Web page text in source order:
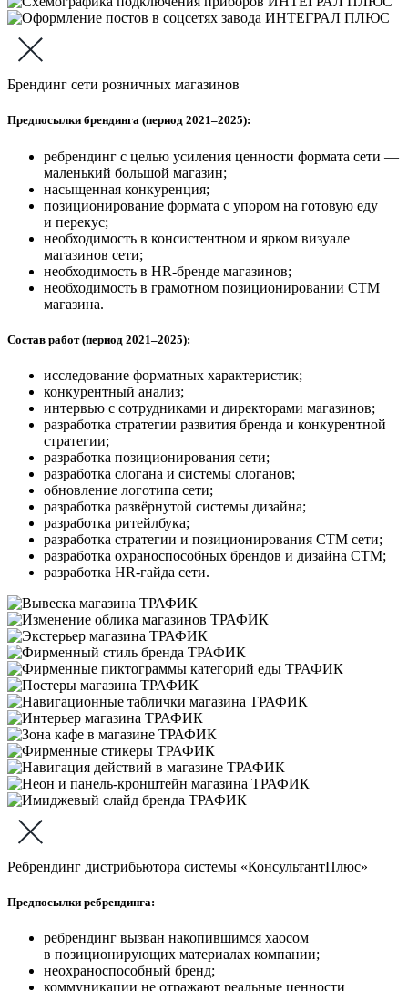
Брендинг сети розничных магазинов
Предпосылки брендинга (период 2021–2025):
ребрендинг с целью усиления ценности формата сети —
маленький большой магазин;
насыщенная конкуренция;
позиционирование формата с упором на готовую еду
и перекус;
необходимость в консистентном и ярком визуале
магазинов сети;
необходимость в HR-бренде магазинов;
необходимость в грамотном позиционировании СТМ
магазина.
Состав работ (период 2021–2025):
исследование форматных характеристик;
конкурентный анализ;
интервью с сотрудниками и директорами магазинов;
разработка стратегии развития бренда и конкурентной
стратегии;
разработка позиционирования сети;
разработка слогана и системы слоганов;
обновление логотипа сети;
разработка развёрнутой системы дизайна;
разработка ритейлбука;
разработка стратегии и позиционирования СТМ сети;
разработка охраноспособных брендов и дизайна СТМ;
разработка HR-гайда сети.
Ребрендинг дистрибьютора системы «КонсультантПлюс»
Предпосылки ребрендинга:
ребрендинг вызван накопившимся хаосом
в позиционирующих материалах компании;
неохраноспособный бренд;
коммуникации не отражают реальные ценности